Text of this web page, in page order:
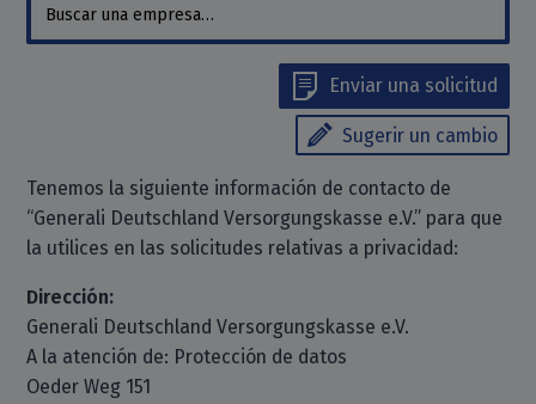
Enviar una solicitud
Sugerir un cambio
Tenemos la siguiente información de contacto de
“Generali Deutschland Versorgungskasse e.V.” para que
la utilices en las solicitudes relativas a privacidad:
Dirección:
Generali Deutschland Versorgungskasse e.V.
A la atención de: Protección de datos
Oeder Weg 151